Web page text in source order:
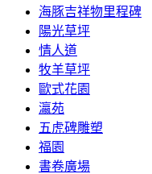
海豚吉祥物里程碑
陽光草坪
情人道
牧羊草坪
歐式花園
瀛苑
五虎碑雕塑
福園
書卷廣場